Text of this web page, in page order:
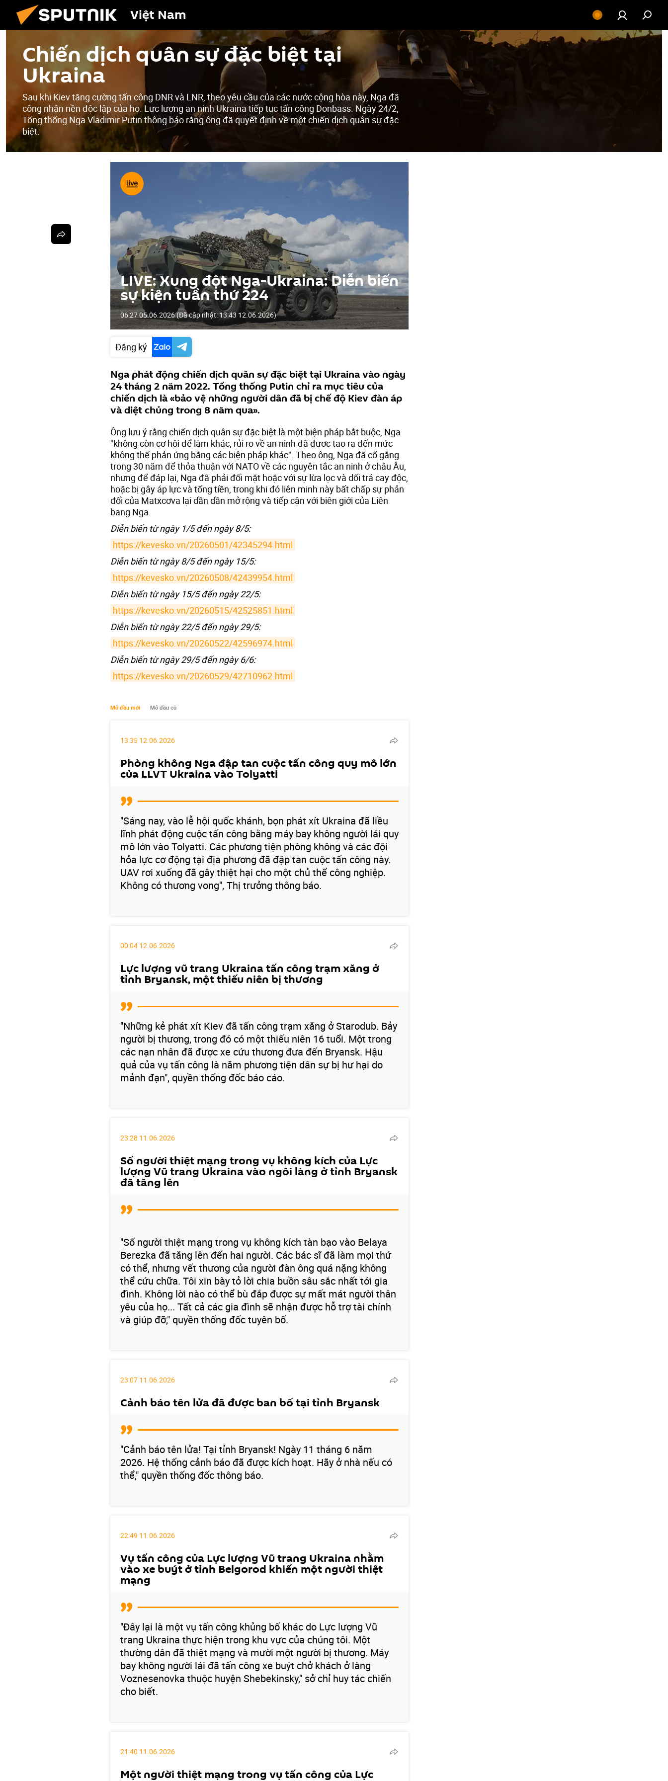
Việt Nam
Chiến dịch quân sự đặc biệt tại
Ukraina
Sau khi Kiev tăng cường tấn công DNR và LNR, theo yêu cầu của các nước cộng hòa này, Nga đã
công nhận nền độc lập của họ. Lực lượng an ninh Ukraina tiếp tục tấn công Donbass. Ngày 24/2,
Tổng thống Nga Vladimir Putin thông báo rằng ông đã quyết định về một chiến dịch quân sự đặc
biệt.
LIVE: Xung đột Nga-Ukraina: Diễn biến
sự kiện tuần thứ 224
06:27 05.06.2026(Đã cập nhật:13:43 12.06.2026)
Đăng ký
Nga phát động chiến dịch quân sự đặc biệt tại Ukraina vào ngày
24 tháng 2 năm 2022. Tổng thống Putin chỉ ra mục tiêu của
chiến dịch là «bảo vệ những người dân đã bị chế độ Kiev đàn áp
và diệt chủng trong 8 năm qua».
Ông lưu ý rằng chiến dịch quân sự đặc biệt là một biện pháp bắt buộc, Nga
"không còn cơ hội để làm khác, rủi ro về an ninh đã được tạo ra đến mức
không thể phản ứng bằng các biện pháp khác". Theo ông, Nga đã cố gắng
trong 30 năm để thỏa thuận với NATO về các nguyên tắc an ninh ở châu Âu,
nhưng để đáp lại, Nga đã phải đối mặt hoặc với sự lừa lọc và dối trá cay độc,
hoặc bị gây áp lực và tống tiền, trong khi đó liên minh này bất chấp sự phản
đối của Matxcơva lại dần dần mở rộng và tiếp cận với biên giới của Liên
bang Nga.
Diễn biến từ ngày 1/5 đến ngày 8/5:
https://kevesko.vn/20260501/42345294.html
Diễn biến từ ngày 8/5 đến ngày 15/5:
https://kevesko.vn/20260508/42439954.html
Diễn biến từ ngày 15/5 đến ngày 22/5:
https://kevesko.vn/20260515/42525851.html
Diễn biến từ ngày 22/5 đến ngày 29/5:
https://kevesko.vn/20260522/42596974.html
Diễn biến từ ngày 29/5 đến ngày 6/6:
https://kevesko.vn/20260529/42710962.html
Mở đầu mới Mở đầu cũ
13:35 12.06.2026
Phòng không Nga đập tan cuộc tấn công quy mô lớn
của LLVT Ukraina vào Tolyatti
"Sáng nay, vào lễ hội quốc khánh, bọn phát xít Ukraina đã liều
lĩnh phát động cuộc tấn công bằng máy bay không người lái quy
mô lớn vào Tolyatti. Các phương tiện phòng không và các đội
hỏa lực cơ động tại địa phương đã đập tan cuộc tấn công này.
UAV rơi xuống đã gây thiệt hại cho một chủ thể công nghiệp.
Không có thương vong", Thị trưởng thông báo.
00:04 12.06.2026
Lực lượng vũ trang Ukraina tấn công trạm xăng ở
tỉnh Bryansk, một thiếu niên bị thương
"Những kẻ phát xít Kiev đã tấn công trạm xăng ở Starodub. Bảy
người bị thương, trong đó có một thiếu niên 16 tuổi. Một trong
các nạn nhân đã được xe cứu thương đưa đến Bryansk. Hậu
quả của vụ tấn công là năm phương tiện dân sự bị hư hại do
mảnh đạn", quyền thống đốc báo cáo.
23:28 11.06.2026
Số người thiệt mạng trong vụ không kích của Lực
lượng Vũ trang Ukraina vào ngôi làng ở tỉnh Bryansk
đã tăng lên
"Số người thiệt mạng trong vụ không kích tàn bạo vào Belaya
Berezka đã tăng lên đến hai người. Các bác sĩ đã làm mọi thứ
có thể, nhưng vết thương của người đàn ông quá nặng không
thể cứu chữa. Tôi xin bày tỏ lời chia buồn sâu sắc nhất tới gia
đình. Không lời nào có thể bù đắp được sự mất mát người thân
yêu của họ... Tất cả các gia đình sẽ nhận được hỗ trợ tài chính
và giúp đỡ," quyền thống đốc tuyên bố.
23:07 11.06.2026
Cảnh báo tên lửa đã được ban bố tại tỉnh Bryansk
"Cảnh báo tên lửa! Tại tỉnh Bryansk! Ngày 11 tháng 6 năm
2026. Hệ thống cảnh báo đã được kích hoạt. Hãy ở nhà nếu có
thể," quyền thống đốc thông báo.
22:49 11.06.2026
Vụ tấn công của Lực lượng Vũ trang Ukraina nhằm
vào xe buýt ở tỉnh Belgorod khiến một người thiệt
mạng
"Đây lại là một vụ tấn công khủng bố khác do Lực lượng Vũ
trang Ukraina thực hiện trong khu vực của chúng tôi. Một
thường dân đã thiệt mạng và mười một người bị thương. Máy
bay không người lái đã tấn công xe buýt chở khách ở làng
Voznesenovka thuộc huyện Shebekinsky," sở chỉ huy tác chiến
cho biết.
21:40 11.06.2026
Một người thiệt mạng trong vụ tấn công của Lực